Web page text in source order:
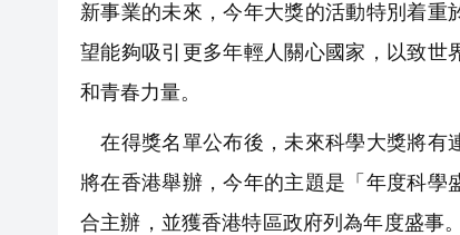
新事業的未來，今年大獎的活動特別着
望能夠吸引更多年輕人關心國家，以致世
和青春力量。
在得獎名單公布後，未來科學大獎將有
將在香港舉辦，今年的主題是「年度科
合主辦，並獲香港特區政府列為年度盛事